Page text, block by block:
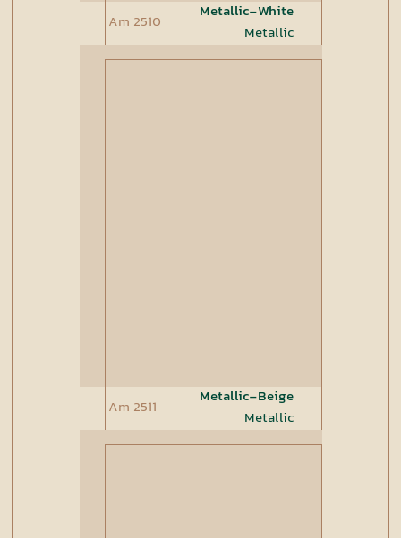
Metallic-White
Metallic
Am 2510
Metallic-Beige
Metallic
Am 2511